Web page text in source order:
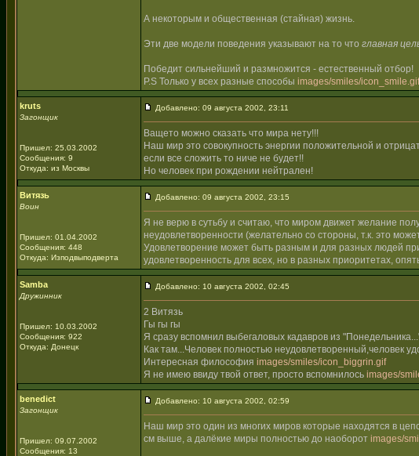
А некоторым и общественная (стайная) жизнь.
Эти две модели поведения указывают на то что главная
Победит сильнейший и размножится - естественный отбор!
P.S Только у всех разные способы images/smiles/icon_smile.gif
kruts
Загонщик
Пришел: 25.03.2002
Сообщения: 9
Откуда: из Москвы
Добавлено: 09 августа 2002, 23:11
Ващето можно сказать что мира нету!!!
Наш мир это совокупность энергии положительной и
если все сложить то ниче не будет!!
Но человек при рождении нейтрален!
Витязь
Воин
Пришел: 01.04.2002
Сообщения: 448
Откуда: Изподвыподверта
Добавлено: 09 августа 2002, 23:15
Я не верю в сутьбу и считаю, что миром движет желание
неудовлетворенности (желательно со стороны, т.к. это
Удовлетворение может быть разным и для разных людей
удовлетворенность для всех, но в разных приоритетах,
Samba
Дружинник
Пришел: 10.03.2002
Сообщения: 922
Откуда: Донецк
Добавлено: 10 августа 2002, 02:45
2 Витязь
Гы гы гы
Я сразу вспомнил выбегаловых кадавров из
Как там...Человек полностью неудовлетворенный,человек
Интересная философия images/smiles/icon_biggrin.gif
Я не имею ввиду твой ответ, просто вспомнилось images/
benedict
Загонщик
Пришел: 09.07.2002
Сообщения: 13
Добавлено: 10 августа 2002, 02:59
Наш мир это один из многих миров которые находятся в
см выше, а далёкие миры полностью до наоборот images/